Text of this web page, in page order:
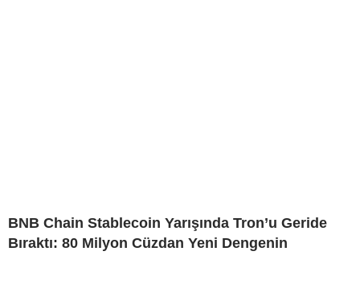
BNB Chain Stablecoin Yarışında Tron’u Geride
Bıraktı: 80 Milyon Cüzdan Yeni Dengenin